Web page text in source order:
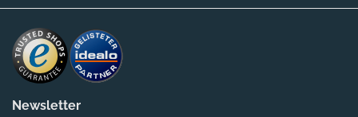
Newsletter